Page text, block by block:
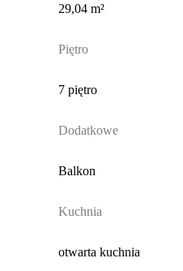
29,04 m²
Piętro
7 piętro
Dodatkowe
Balkon
Kuchnia
otwarta kuchnia